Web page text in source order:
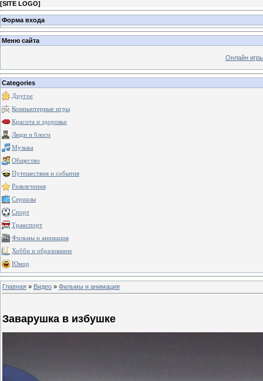
[SITE LOGO]
Форма входа
Меню сайта
Онлайн
Categories
Другое
Компьютерные игры
Красота и здоровье
Люди и блоги
Музыка
Общество
Путешествия и события
Развлечения
Сериалы
Спорт
Транспорт
Фильмы и анимация
Хобби и образование
Юмор
Главная » Видео » Фильмы и анимация
Заварушка в избушке